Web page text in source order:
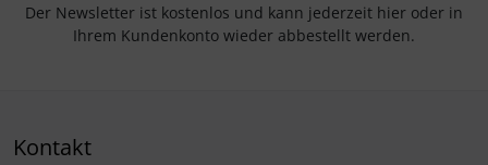
Der Newsletter ist kostenlos und kann jederzeit hier oder in
Ihrem Kundenkonto wieder abbestellt werden.
Kontakt